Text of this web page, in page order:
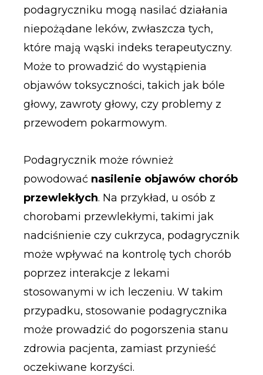
podagryczniku mogą nasilać działania
niepożądane leków, zwłaszcza tych,
które mają wąski indeks terapeutyczny.
Może to prowadzić do wystąpienia
objawów toksyczności, takich jak bóle
głowy, zawroty głowy, czy problemy z
przewodem pokarmowym.
Podagrycznik może również
powodować nasilenie objawów chorób
przewlekłych. Na przykład, u osób z
chorobami przewlekłymi, takimi jak
nadciśnienie czy cukrzyca, podagrycznik
może wpływać na kontrolę tych chorób
poprzez interakcje z lekami
stosowanymi w ich leczeniu. W takim
przypadku, stosowanie podagrycznika
może prowadzić do pogorszenia stanu
zdrowia pacjenta, zamiast przynieść
oczekiwane korzyści.